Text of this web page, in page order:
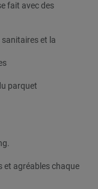
fait avec des
sanitaires et la
parquet
et agréables chaque